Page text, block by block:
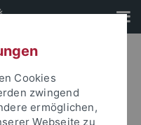
Cookies
zwingend
ermöglichen,
Webseite zu